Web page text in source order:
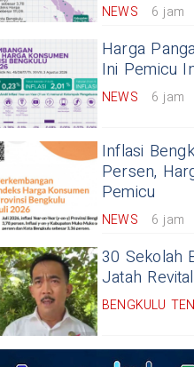
NEWS 6 jam
Harga
Ini Pemicu
NEWS 6 jam
Inflasi
Persen,
Pemicu
NEWS 6 jam
30 Sekolah
Jatah
BENGKULU